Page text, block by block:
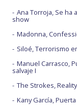
Ana Torroja, Se ha
show
Madonna,
Siloé, Terrorismo
Manuel Carrasco,
salvaje I
The Strokes,
Kany García,